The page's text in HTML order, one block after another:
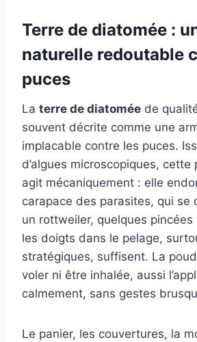
Terre de diatomée :
naturelle redoutable
puces
La terre de diatomée de
souvent décrite comme une
implacable contre les puces.
d’algues microscopiques,
agit mécaniquement : elle
carapace des parasites, qui se
un rottweiler, quelques
les doigts dans le pelage,
stratégiques, suffisent. La
voler ni être inhalée, aussi
calmement, sans gestes
Le panier, les couvertures, la